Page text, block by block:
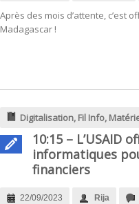
Après des mois d’attente, c’est
Madagascar !
Digitalisation, Fil Info,
10:15 – L’USAID
informatiques
financiers
22/09/2023 Rija